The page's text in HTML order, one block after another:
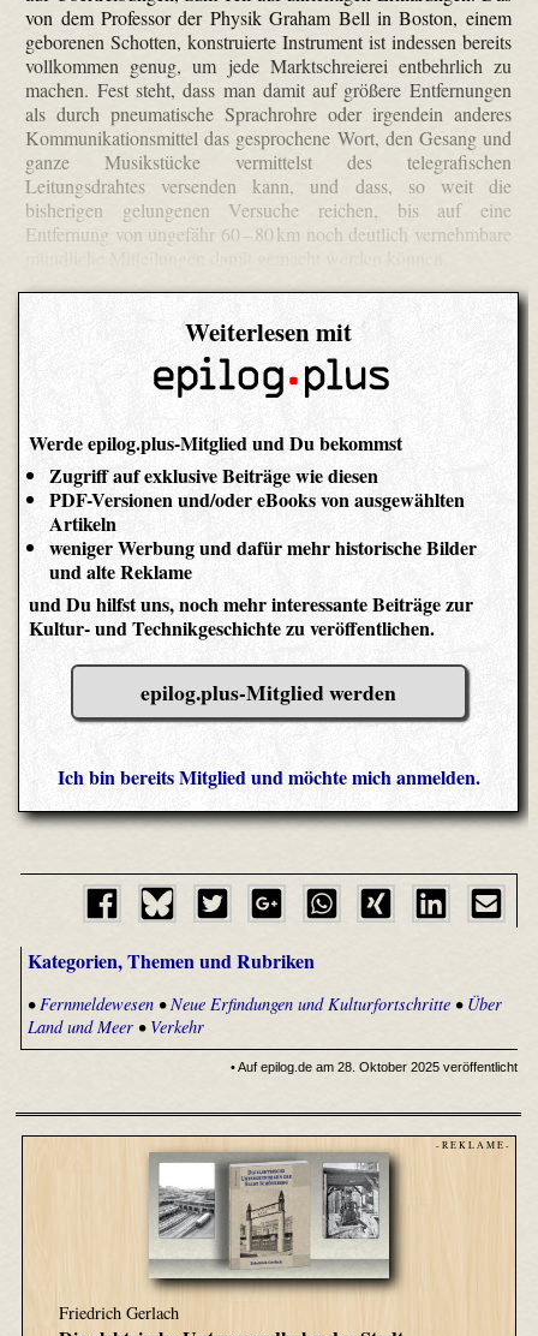
von dem Professor der Physik Graham Bell in Boston, einem
geborenen Schotten, konstruierte Instrument ist indessen bereits
vollkommen genug, um jede Marktschreierei entbehrlich zu
machen. Fest steht, dass man damit auf größere Entfernungen
als durch pneumatische Sprachrohre oder irgendein anderes
Kommunikationsmittel das gesprochene Wort, den Gesang und
ganze Musikstücke vermittelst des telegrafischen
Leitungsdrahtes versenden kann, und dass, so weit die
bisherigen gelungenen Versuche reichen, bis auf eine
Entfernung von ungefähr 60 – 80 km noch deutlich vernehmbare
Weiterlesen mit
Werde epilog.plus-Mitglied und Du bekommst
Zugriff auf exklusive Beiträge wie diesen
PDF-Versionen und/oder eBooks von ausgewählten
Artikeln
weniger Werbung und dafür mehr historische Bilder
und alte Reklame
und Du hilfst uns, noch mehr interessante Beiträge zur
Kultur- und Technikgeschichte zu veröffentlichen.
epilog.plus-Mitglied werden
Ich bin bereits Mitglied und möchte mich anmelden.
Kategorien, Themen und Rubriken
• Fernmeldewesen•Neue Erfindungen und Kulturfortschritte• Über
Land und Meer• Verkehr
• Auf epilog.de am 28. Oktober 2025 veröffentlicht
- R E K L A M E -
Friedrich Gerlach